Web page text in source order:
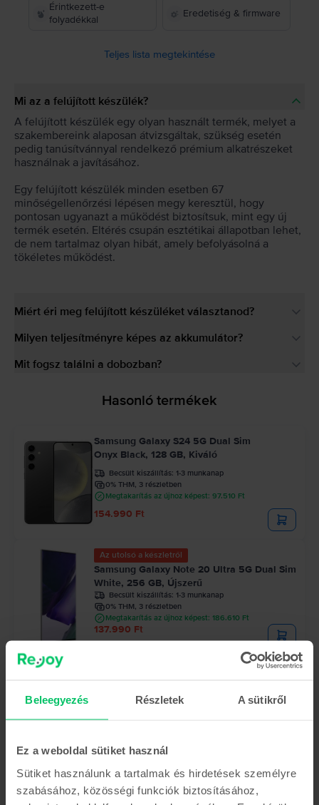
Beleegyezés Részletek A sütikről
Ez a weboldal sütiket használ
Sütiket használunk a tartalmak és hirdetések személyre
szabásához, közösségi funkciók biztosításához,
Érintkezett-e
folyadékkal
Eredetiség & firmware
Teljes lista megtekintése
Mi az a felújított készülék?
A felújított készülék egy olyan használt termék, melyet a
szakembereink alaposan átvizsgáltak, szükség esetén
pedig tanúsítvánnyal rendelkező prémium alkatrészeket
használnak a javításához.
Egy felújított készülék minden esetben 67
minőségellenőrzési lépésen megy keresztül, hogy
pontosan ugyanazt a működést biztosítsuk, mint egy új
termék esetén. Eltérés csupán esztétikai állapotban lehet,
de nem tartalmaz olyan hibát, amely befolyásolná a
tökéletes működést.
Miért éri meg felújított készüléket választanod?
Milyen teljesítményre képes az akkumulátor?
Mit fogsz találni a dobozban?
Hasonló termékek
Samsung Galaxy S24 5G Dual Sim
Onyx Black, 128 GB, Kiváló
Becsült kiszállítás: 1-3 munkanap
0% THM, 3 részletben
Megtakarítás az újhoz képest: 97.510 Ft
154.990 Ft
Az utolsó a készletről
Samsung Galaxy Note 20 Ultra 5G Dual Sim
White, 256 GB, Újszerű
Becsült kiszállítás: 1-3 munkanap
0% THM, 3 részletben
Megtakarítás az újhoz képest: 186.610 Ft
137.990 Ft
Phantom Black, 1 TB, Újszerű